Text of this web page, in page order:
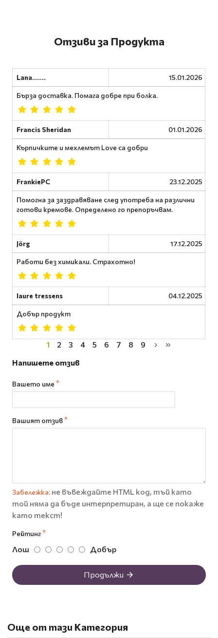
Отзиви за Продукта
Lana....... 15.01.2026
Бърза доставка. Помага добре при болка.
Francis Sheridan 01.01.2026
Кърпичките и мехлемът Love са добри
FrankiePC 23.12.2025
Помогна за заздравяване след употреба на различни
готови кремове. Определено го препоръчвам.
Jörg 17.12.2025
Работи без химикали. Страхотно!
laure tressens 04.12.2025
Добър продукт
1 2 3 4 5 6 7 8
9
Напишете отзив
Вашето име
Вашият отзив
Забележка: не въвеждайте HTML код, тъй като
той няма да бъде интерпретиран, а ще се покаже
като текст!
Рейтинг
Лош Добър
Продължи
Още от тази Категория